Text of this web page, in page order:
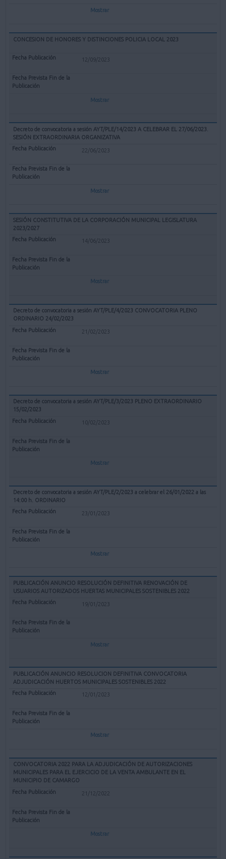
Mostrar
CONCESION DE HONORES Y DISTINCIONES POLICIA LOCAL 2023
12/09/2023
Mostrar
Decreto de convocatoria a sesión AYT/PLE/14/2023 A CELEBRAR EL 27/06/2023.
SESIÓN EXTRAORDINARIA ORGANIZATIVA
22/06/2023
Mostrar
SESIÓN CONSTITUTIVA DE LA CORPORACIÓN MUNICIPAL LEGISLATURA
2023/2027
14/06/2023
Mostrar
Decreto de convocatoria a sesión AYT/PLE/4/2023 CONVOCATORIA PLENO
ORDINARIO 24/02/2023
21/02/2023
Mostrar
Decreto de convocatoria a sesión AYT/PLE/3/2023 PLENO EXTRAORDINARIO
15/02/2023
10/02/2023
Mostrar
Decreto de convocatoria a sesión AYT/PLE/2/2023 a celebrar el 26/01/2022 a las
14:00 h. ORDINARIO
23/01/2023
Mostrar
PUBLICACIÓN ANUNCIO RESOLUCIÓN DEFINITIVA RENOVACIÓN DE
USUARIOS AUTORIZADOS HUERTAS MUNICIPALES SOSTENIBLES 2022
19/01/2023
Mostrar
PUBLICACIÓN ANUNCIO RESOLUCION DEFINITIVA CONVOCATORIA
ADJUDICACIÓN HUERTOS MUNICIPALES SOSTENIBLES 2022
12/01/2023
Mostrar
CONVOCATORIA 2022 PARA LA ADJUDICACIÓN DE AUTORIZACIONES
MUNICIPALES PARA EL EJERCICIO DE LA VENTA AMBULANTE EN EL
MUNICIPIO DE CAMARGO
21/12/2022
Mostrar